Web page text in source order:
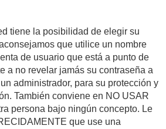
tiene la posibilidad de elegir su
que utilice un nombre
de usuario que está a punto de
a no revelar jamás su contraseña a
administrador, para su protección y
También conviene en NO USAR
persona bajo ningún concepto. Le
que use una